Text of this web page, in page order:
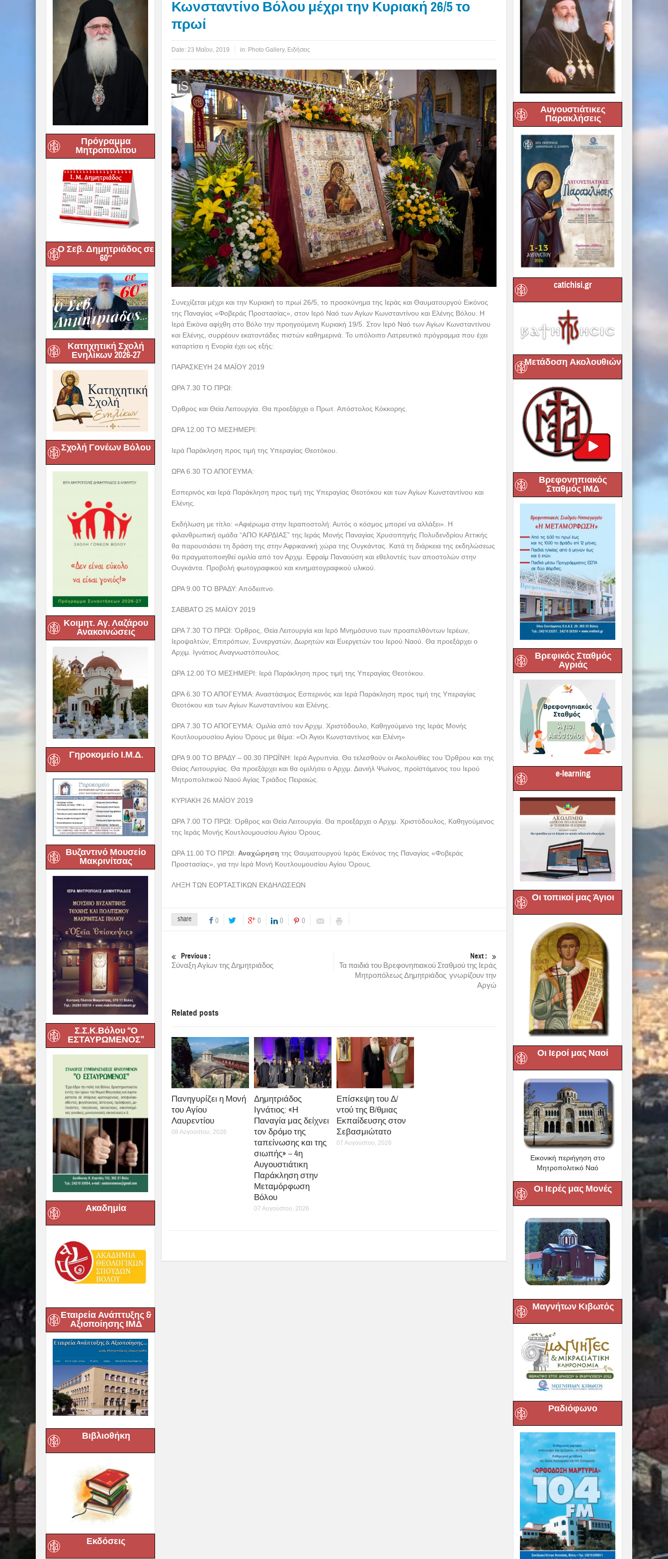
Πρόγραμμα
Μητροπολίτου
Ο Σεβ. Δημητριάδος σε
60″
Κατηχητική Σχολή
Ενηλίκων 2026-27
Σχολή Γονέων Βόλου
Κοιμητ. Αγ. Λαζάρου
Ανακοινώσεις
Γηροκομείο Ι.Μ.Δ.
Βυζαντινό Μουσείο
Μακρινίτσας
Σ.Σ.Κ.Βόλου “Ο
ΕΣΤΑΥΡΩΜΕΝΟΣ”
Ακαδημία
Εταιρεία Ανάπτυξης &
Αξιοποίησης ΙΜΔ
Βιβλιοθήκη
Εκδόσεις
Κωνσταντίνο Βόλου μέχρι την Κυριακή 26/5 το
πρωί
Date: 23 Μαΐου, 2019 in: Photo Gallery, Ειδήσεις
Συνεχίζεται μέχρι και την Κυριακή το πρωί 26/5, το προσκύνημα της Ιεράς και Θαυματουργού Εικόνος
της Παναγίας «Φοβεράς Προστασίας», στον Ιερό Ναό των Αγίων Κωνσταντίνου και Ελένης Βόλου. Η
Ιερά Εικόνα αφίχθη στο Βόλο την προηγούμενη Κυριακή 19/5. Στον Ιερό Ναό των Αγίων Κωνσταντίνου
και Ελένης, συρρέουν εκατοντάδες πιστών καθημερινά. Το υπόλοιπο Λατρευτικό πρόγραμμα που έχει
καταρτίσει η Ενορία έχει ως εξής:
ΠΑΡΑΣΚΕΥΗ 24 ΜΑΪΟΥ 2019
ΩΡΑ 7.30 ΤΟ ΠΡΩΙ:
Όρθρος και Θεία Λειτουργία. Θα προεξάρχει ο Πρωτ. Απόστολος Κόκκορης.
ΩΡΑ 12.00 ΤΟ ΜΕΣΗΜΕΡΙ:
Ιερά Παράκληση προς τιμή της Υπεραγίας Θεοτόκου.
ΩΡΑ 6.30 ΤΟ ΑΠΟΓΕΥΜΑ:
Εσπερινός και Ιερά Παράκληση προς τιμή της Υπεραγίας Θεοτόκου και των Αγίων Κωνσταντίνου και
Ελένης.
Εκδήλωση με τίτλο: «Αφιέρωμα στην Ιεραποστολή: Αυτός ο κόσμος μπορεί να αλλάξει». Η
φιλανθρωπική ομάδα “ΑΠΟ ΚΑΡΔΙΑΣ” της Ιεράς Μονής Παναγίας Χρυσοπηγής Πολυδενδρίου Αττικής
θα παρουσιάσει τη δράση της στην Αφρικανική χώρα της Ουγκάντας. Κατά τη διάρκεια της εκδηλώσεως
θα πραγματοποιηθεί ομιλία από τον Αρχιμ. Εφραίμ Παναούση και εθελοντές των αποστολών στην
Ουγκάντα. Προβολή φωτογραφικού και κινηματογραφικού υλικού.
ΩΡΑ 9.00 ΤΟ ΒΡΑΔΥ: Απόδειπνο.
ΣΑΒΒΑΤΟ 25 ΜΑΪΟΥ 2019
ΩΡΑ 7.30 ΤΟ ΠΡΩΙ: Όρθρος, Θεία Λειτουργία και Ιερό Μνημόσυνο των προαπελθόντων Ιερέων,
Ιεροψαλτών, Επιτρόπων, Συνεργατών, Δωρητών και Ευεργετών του Ιερού Ναού. Θα προεξάρχει ο
Αρχιμ. Ιγνάτιος Αναγνωστόπουλος.
ΩΡΑ 12.00 ΤΟ ΜΕΣΗΜΕΡΙ: Ιερά Παράκληση προς τιμή της Υπεραγίας Θεοτόκου.
ΩΡΑ 6.30 ΤΟ ΑΠΟΓΕΥΜΑ: Αναστάσιμος Εσπερινός και Ιερά Παράκληση προς τιμή της Υπεραγίας
Θεοτόκου και των Αγίων Κωνσταντίνου και Ελένης.
ΩΡΑ 7.30 ΤΟ ΑΠΟΓΕΥΜΑ: Ομιλία από τον Αρχιμ. Χριστόδουλο, Καθηγούμενο της Ιεράς Μονής
Κουτλουμουσίου Αγίου Όρους με θέμα: «Οι Άγιοι Κωνσταντίνος και Ελένη»
ΩΡΑ 9.00 ΤΟ ΒΡΑΔΥ – 00.30 ΠΡΩΪΝΗ: Ιερά Αγρυπνία. Θα τελεσθούν οι Ακολουθίες του Όρθρου και της
Θείας Λειτουργίας. Θα προεξάρχει και θα ομιλήσει ο Αρχιμ. Δανιήλ Ψωίνος, προϊστάμενος του Ιερού
Μητροπολιτικού Ναού Αγίας Τριάδος Πειραιώς.
ΚΥΡΙΑΚΗ 26 ΜΑΪΟΥ 2019
ΩΡΑ 7.00 ΤΟ ΠΡΩΙ: Όρθρος και Θεία Λειτουργία. Θα προεξάρχει ο Αρχιμ. Χριστόδουλος, Καθηγούμενος
της Ιεράς Μονής Κουτλουμουσίου Αγίου Όρους.
ΩΡΑ 11.00 ΤΟ ΠΡΩΙ: Αναχώρηση της Θαυματουργού Ιεράς Εικόνος της Παναγίας «Φοβεράς
Προστασίας», για την Ιερά Μονή Κουτλουμουσίου Αγίου Όρους.
ΛΗΞΗ ΤΩΝ ΕΟΡΤΑΣΤΙΚΩΝ ΕΚΔΗΛΩΣΕΩΝ
share 0 0 0 0
Previous :
Σύναξη Αγίων της Δημητριάδος
Next :
Τα παιδιά του Βρεφονηπιακού Σταθμού της Ιεράς
Μητροπόλεως Δημητριάδος γνωρίζουν την
Αργώ
Related posts
Πανηγυρίζει η Μονή
του Αγίου
Λαυρεντίου
08 Αυγούστου, 2026
Δημητριάδος
Ιγνάτιος: «Η
Παναγία μας δείχνει
τον δρόμο της
ταπείνωσης και της
σιωπής» – 4η
Αυγουστιάτικη
Παράκληση στην
Μεταμόρφωση
Βόλου
07 Αυγούστου, 2026
Επίσκεψη του Δ/
ντού της Β/θμιας
Εκπαίδευσης στον
Σεβασμιώτατο
07 Αυγούστου, 2026
Αυγουστιάτικες
Παρακλήσεις
catichisi.gr
Μετάδοση Ακολουθιών
Βρεφονηπιακός
Σταθμός ΙΜΔ
Βρεφικός Σταθμός
Αγριάς
e-learning
Οι τοπικοί μας Άγιοι
Οι Ιεροί μας Ναοί
Εικονική περιήγηση στο
Μητροπολιτικό Ναό
Οι Ιερές μας Μονές
Μαγνήτων Κιβωτός
Ραδιόφωνο